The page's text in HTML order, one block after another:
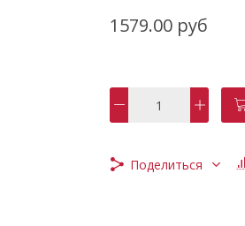
1579.00 руб
Поделиться